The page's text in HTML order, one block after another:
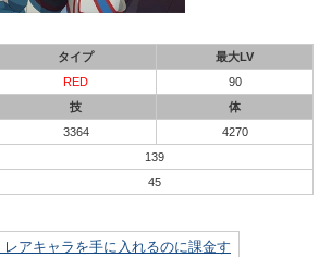
タイプ
最大LV
RED
90
技
体
3364
4270
139
45
レアキャラを手に入れるのに課金す